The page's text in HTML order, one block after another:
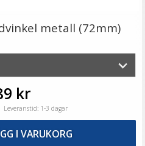
kr
metall (72mm)
kr
Leveranstid: 1-3 dagar
I VARUKORG